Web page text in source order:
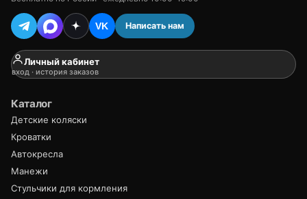
VK Написать нам
Личный кабинет
вход · история заказов
Каталог
Детские коляски
Кроватки
Автокресла
Манежи
Стульчики для кормления